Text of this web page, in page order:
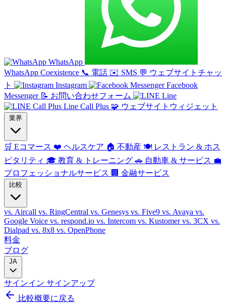
WhatsApp
WhatsApp Coexistence 📞 電話 ✉️ SMS 💬 ウェブサイトチャッ
ト
Instagram
Facebook
Messenger 📝 お問い合わせフォーム
Line
Line Call Plus 🧩 ウェブサイトウィジェット
業界
🛒 Eコマース ❤️ ヘルスケア 🏠 不動産 🍽️ レストラン & ホス
ピタリティ 🎓 教育 & トレーニング 🚗 自動車 & サービス 💼
プロフェッショナルサービス 🏢 金融サービス
比較
vs. Aircall vs. RingCentral vs. Genesys vs. Five9 vs. Avaya vs.
Google Voice vs. respond.io vs. Intercom vs. Kustomervs. 3CX vs.
Dialpad vs. 8x8 vs. OpenPhone
料金
ブログ
JA
サインイン サインアップ
比較概要に戻る